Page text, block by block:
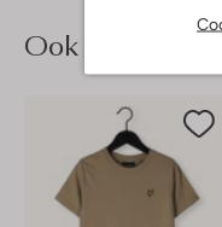
Ook iets voor